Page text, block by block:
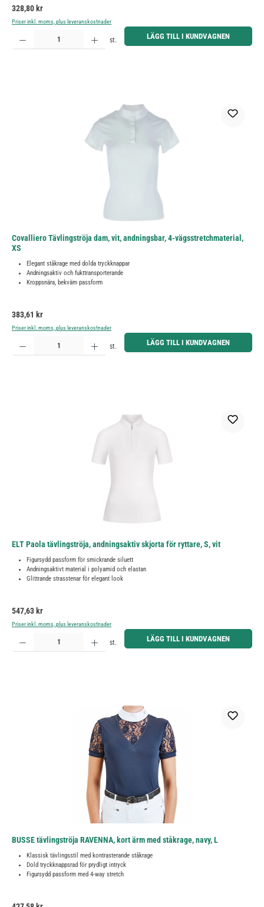
Ordinarie pris:
328,80 kr
Priser inkl. moms, plus leveranskostnader
Produktkvantitet: Ange önskat belopp eller använd knapparna för att öka eller minska kvantiteten.
st. LÄGG TILL I KUNDVAGNEN
Covalliero Tävlingströja dam, vit, andningsbar, 4-vägsstretchmaterial,
XS
Elegant ståkrage med dolda tryckknappar
Andningsaktiv och fukttransporterande
Kroppsnära, bekväm passform
Ordinarie pris:
383,61 kr
Priser inkl. moms, plus leveranskostnader
Produktkvantitet: Ange önskat belopp eller använd knapparna för att öka eller minska kvantiteten.
st. LÄGG TILL I KUNDVAGNEN
ELT Paola tävlingströja, andningsaktiv skjorta för ryttare, S, vit
Figursydd passform för smickrande siluett
Andningsaktivt material i polyamid och elastan
Glittrande strasstenar för elegant look
Ordinarie pris:
547,63 kr
Priser inkl. moms, plus leveranskostnader
Produktkvantitet: Ange önskat belopp eller använd knapparna för att öka eller minska kvantiteten.
st. LÄGG TILL I KUNDVAGNEN
BUSSE tävlingströja RAVENNA, kort ärm med ståkrage, navy, L
Klassisk tävlingsstil med kontrasterande ståkrage
Dold tryckknappsrad för prydligt intryck
Figursydd passform med 4-way stretch